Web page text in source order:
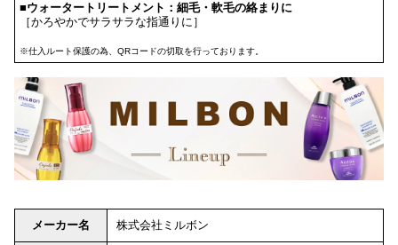
■ウォータートリートメント：細毛・軟毛の絡まりに
［かろやかでサラサラな指通りに］
※仕入ルート保護の為、QRコードの切取を行っております。
メーカー名 株式会社ミルボン